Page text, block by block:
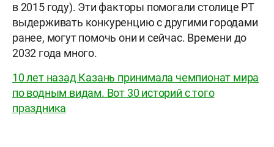
в 2015 году). Эти факторы помогали столице РТ
выдерживать конкуренцию с другими городами
ранее, могут помочь они и сейчас. Времени до
2032 года много.
10 лет назад Казань принимала чемпионат мира
по водным видам. Вот 30 историй с того
праздника